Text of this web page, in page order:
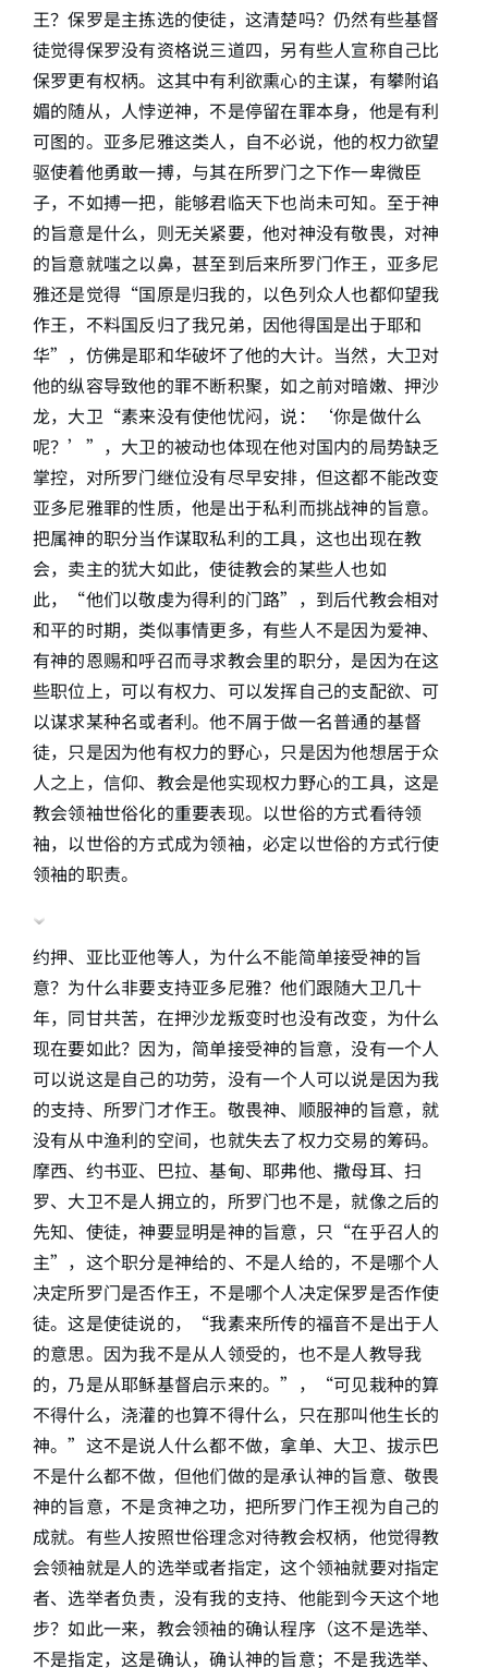
王？保罗是主拣选的使徒，这清楚吗？仍然有些基督
徒觉得保罗没有资格说三道四，另有些人宣称自己比
保罗更有权柄。这其中有利欲熏心的主谋，有攀附谄
媚的随从，人悖逆神，不是停留在罪本身，他是有利
可图的。亚多尼雅这类人，自不必说，他的权力欲望
驱使着他勇敢一搏，与其在所罗门之下作一卑微臣
子，不如搏一把，能够君临天下也尚未可知。至于神
的旨意是什么，则无关紧要，他对神没有敬畏，对神
的旨意就嗤之以鼻，甚至到后来所罗门作王，亚多尼
雅还是觉得“国原是归我的，以色列众人也都仰望我
作王，不料国反归了我兄弟，因他得国是出于耶和
华”，仿佛是耶和华破坏了他的大计。当然，大卫对
他的纵容导致他的罪不断积聚，如之前对暗嫩、押沙
龙，大卫“素来没有使他忧闷，说：‘你是做什么
呢？’”，大卫的被动也体现在他对国内的局势缺乏
掌控，对所罗门继位没有尽早安排，但这都不能改变
亚多尼雅罪的性质，他是出于私利而挑战神的旨意。
把属神的职分当作谋取私利的工具，这也出现在教
会，卖主的犹大如此，使徒教会的某些人也如
此，“他们以敬虔为得利的门路”，到后代教会相对
和平的时期，类似事情更多，有些人不是因为爱神、
有神的恩赐和呼召而寻求教会里的职分，是因为在这
些职位上，可以有权力、可以发挥自己的支配欲、可
以谋求某种名或者利。他不屑于做一名普通的基督
徒，只是因为他有权力的野心，只是因为他想居于众
人之上，信仰、教会是他实现权力野心的工具，这是
教会领袖世俗化的重要表现。以世俗的方式看待领
袖，以世俗的方式成为领袖，必定以世俗的方式行使
领袖的职责。
约押、亚比亚他等人，为什么不能简单接受神的旨
意？为什么非要支持亚多尼雅？他们跟随大卫几十
年，同甘共苦，在押沙龙叛变时也没有改变，为什么
现在要如此？因为，简单接受神的旨意，没有一个人
可以说这是自己的功劳，没有一个人可以说是因为我
的支持、所罗门才作王。敬畏神、顺服神的旨意，就
没有从中渔利的空间，也就失去了权力交易的筹码。
摩西、约书亚、巴拉、基甸、耶弗他、撒母耳、扫
罗、大卫不是人拥立的，所罗门也不是，就像之后的
先知、使徒，神要显明是神的旨意，只“在乎召人的
主”，这个职分是神给的、不是人给的，不是哪个人
决定所罗门是否作王，不是哪个人决定保罗是否作使
徒。这是使徒说的，“我素来所传的福音不是出于人
的意思。因为我不是从人领受的，也不是人教导我
的，乃是从耶稣基督启示来的。”，“可见栽种的算
不得什么，浇灌的也算不得什么，只在那叫他生长的
神。”这不是说人什么都不做，拿单、大卫、拔示巴
不是什么都不做，但他们做的是承认神的旨意、敬畏
神的旨意，不是贪神之功，把所罗门作王视为自己的
成就。有些人按照世俗理念对待教会权柄，他觉得教
会领袖就是人的选举或者指定，这个领袖就要对指定
者、选举者负责，没有我的支持、他能到今天这个地
步？如此一来，教会领袖的确认程序（这不是选举、
不是指定，这是确认，确认神的旨意；不是我选举、